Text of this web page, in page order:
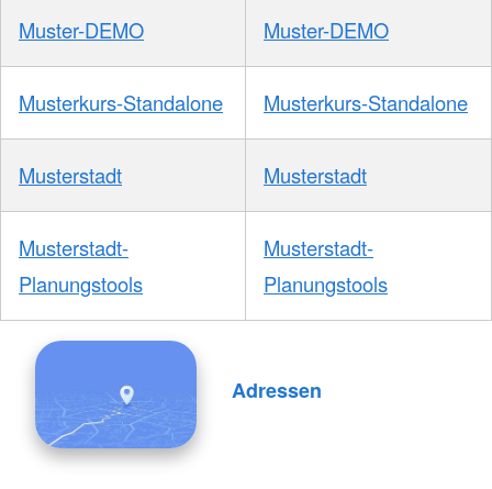
Muster-DEMO Muster-DEMO
Musterkurs-Standalone Musterkurs-Standalone
Musterstadt Musterstadt
Musterstadt-
Planungstools
Musterstadt-
Planungstools
Adressen